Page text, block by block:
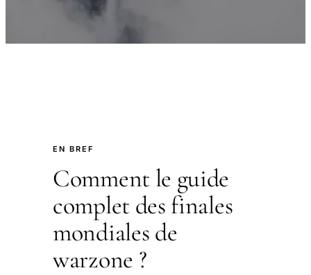
EN BREF
Comment le guide
complet des finales
mondiales de
warzone ?